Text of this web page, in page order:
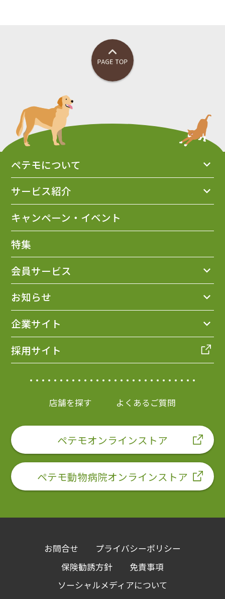
ペテモについて
サービス紹介
キャンペーン・イベント
特集
会員サービス
お知らせ
企業サイト
採用サイト
店舗を探す よくあるご質問
ペテモオンラインストア
ペテモ動物病院オンラインストア
お問合せ
プライバシーポリシー
保険勧誘方針
免責事項
ソーシャルメディアについて